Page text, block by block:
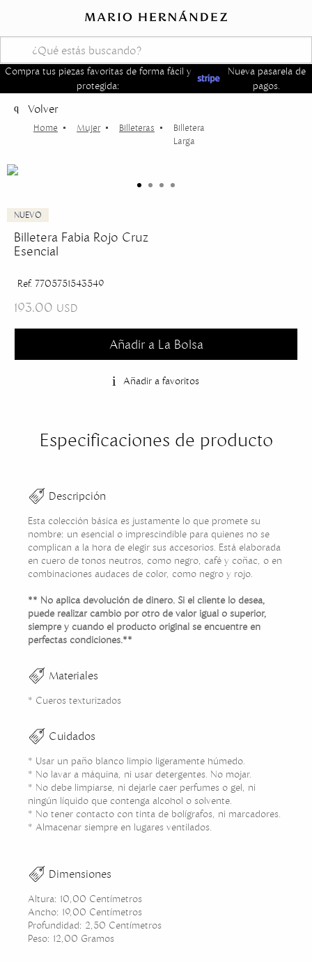
Compra tus piezas favoritas de forma fácil y
protegida:
Nueva pasarela de
pagos.
Volver
Mujer Billeteras
Billetera
Larga
Billetera Fabia Rojo Cruz
Esencial
Ref. 7705751543549
193.00 USD
Añadir a La Bolsa
Añadir a favoritos
Especificaciones de producto
Descripción
Esta colección básica es justamente lo que promete su
nombre: un esencial o imprescindible para quienes no se
complican a la hora de elegir sus accesorios. Está elaborada
en cuero de tonos neutros, como negro, café y coñac, o en
combinaciones audaces de color, como negro y rojo.
** No aplica devolución de dinero. Si el cliente lo desea,
puede realizar cambio por otro de valor igual o superior,
siempre y cuando el producto original se encuentre en
perfectas condiciones.**
Materiales
* Cueros texturizados
Cuidados
* Usar un paño blanco limpio ligeramente húmedo.
* No lavar a máquina, ni usar detergentes. No mojar.
* No debe limpiarse, ni dejarle caer perfumes o gel, ni
ningún líquido que contenga alcohol o solvente.
* No tener contacto con tinta de bolígrafos, ni marcadores.
* Almacenar siempre en lugares ventilados.
Dimensiones
Altura: 10,00 Centímetros
Ancho: 19,00 Centímetros
Profundidad: 2,50 Centímetros
Peso: 12,00 Gramos